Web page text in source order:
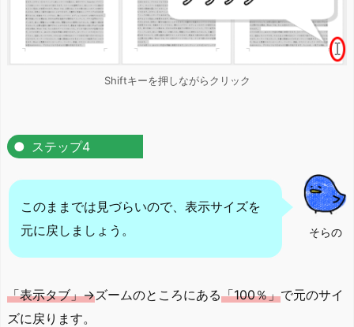
Shiftキーを押しながらクリック
ステップ4
そらの
このままでは見づらいので、表示サイズを
元に戻しましょう。
「表示タブ」→ズームのところにある「100％」で元のサイ
ズに戻ります。